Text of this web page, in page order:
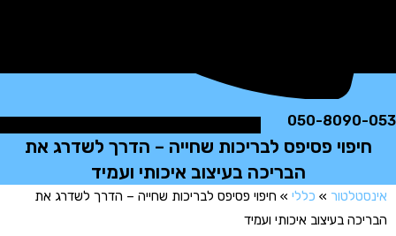
050-
פסיפס לבריכות שחייה – הדרך לשדרג את
הבריכה בעיצוב איכותי ועמיד
»כללי»חיפוי פסיפס לבריכות שחייה – הדרך לשדרג את
בעיצוב איכותי ועמיד